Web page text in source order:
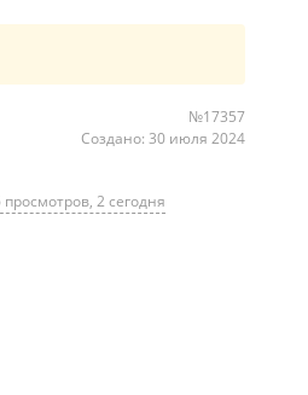
№17357
Создано: 30 июля 2024
просмотров, 2 сегодня